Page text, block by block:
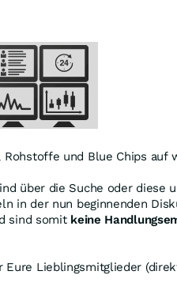
und Blue Chips auf
über die Suche oder diese
in der nun beginnenden
sind somit keine
Lieblingsmitglieder